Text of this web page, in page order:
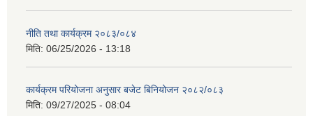
नीति तथा कार्यक्रम २०८३/०८४
मिति: 06/25/2026 - 13:18
कार्यक्रम परियोजना अनुसार बजेट बिनियोजन २०८२/०८३
मिति: 09/27/2025 - 08:04